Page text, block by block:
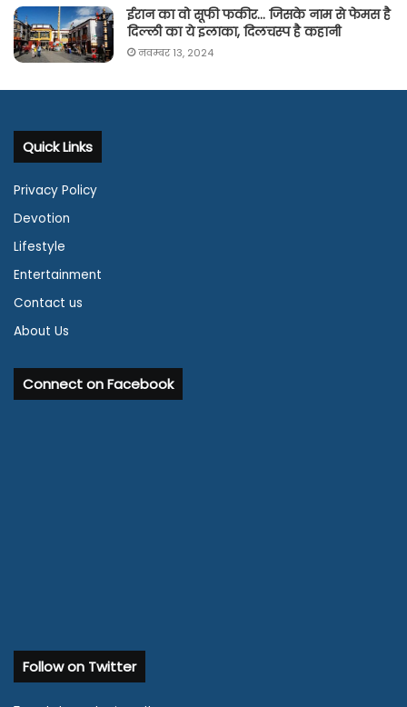
ईरान का वो सूफी फकीर… जिसके नाम से फेमस है
दिल्ली का ये इलाका, दिलचस्प है कहानी
नवम्बर 13, 2024
Quick Links
Privacy Policy
Devotion
Lifestyle
Entertainment
Contact us
About Us
Connect on Facebook
Follow on Twitter